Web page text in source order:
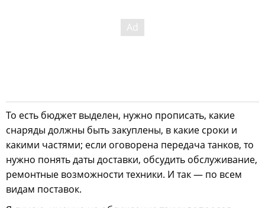
То есть бюджет выделен, нужно прописать, какие
снаряды должны быть закуплены, в какие сроки и
какими частями; если оговорена передача танков, то
нужно понять даты доставки, обсудить обслуживание,
ремонтные возможности техники. И так — по всем
видам поставок.